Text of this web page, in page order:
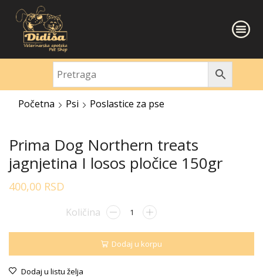
Početna Psi Poslastice za pse
Prima Dog Northern treats
jagnjetina I losos pločice 150gr
400,00 RSD
Dodaj u korpu
Dodaj u listu želja